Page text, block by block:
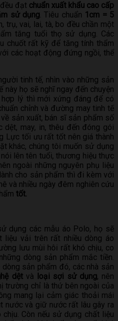
đạt chuẩn xuất khẩu cao cấp
sử dụng. Tiêu chuẩn 1cm = 5
trụ, vai, lai, tà, bo đều chần một
tăng tuổi thọ sử dụng. Các
chuốt rất kỹ để tăng tính thẩm
các hoạt động đứng ngồi, thể
tinh tế, nhìn vào những sản
họ sẽ nghĩ ngay đến chuyện
hợp lý thì mới xứng đáng để có
chỉnh và đường may tinh tế
sản xuất, bán sĩ sản phẩm số
may, in, thêu đến đóng gói
Lực tối ưu rất tốt nên giá thành
khác, chúng tôi muốn sử dụng
lên tên tuổi, thương hiệu thực
ngoài những nguyên phụ liệu
cho sản phẩm thì đi kèm với
và nhiều ngày đêm nghiên cứu
tốt.
các mẫu áo Polo, họ sẽ
liệu vải trên rất nhiều dòng áo
lưu mùi hôi rất khó chịu, co
dòng sản phẩm mắc tiền.
sản phẩm đó, các nhà sản
dệtvà loại sợi sử dụng, nên
trường chỉ là thứ bên ngoài của
mang lại cảm giác thoải mái
nước và giữ nước rất lâu gây ra
Còn nếu sử dụng chất liệu